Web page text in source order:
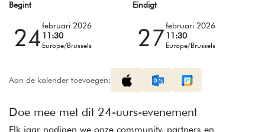
Begint
24februari 2026
11:30
Europe/Brussels
Eindigt
27februari 2026
11:30
Europe/Brussels
Aan de kalender toevoegen:
Doe mee met dit 24-uurs-evenement
Elk jaar nodigen we onze community, partners en